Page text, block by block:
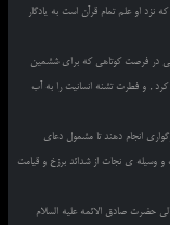
او علم تمام قرآن است به یادگار
در فرصت کوتاهی که برای ششمین
, و فطرت تشنه انسانیت را به آب
انجام دهند تا مشمول دعای
وسیله ی نجات از شدائد برزخ و قیامت
حضرت صادق الائمه علیه السلام